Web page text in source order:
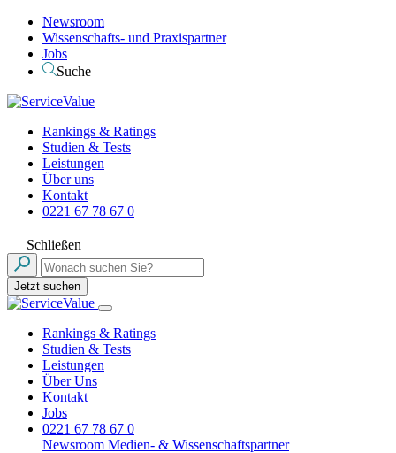
Newsroom
Wissenschafts- und Praxispartner
Jobs
Suche
Rankings & Ratings
Studien & Tests
Leistungen
Über uns
Kontakt
0221 67 78 67 0
Schließen
Jetzt suchen
Rankings & Ratings
Studien & Tests
Leistungen
Über Uns
Kontakt
Jobs
0221 67 78 67 0
Newsroom Medien- & Wissenschaftspartner